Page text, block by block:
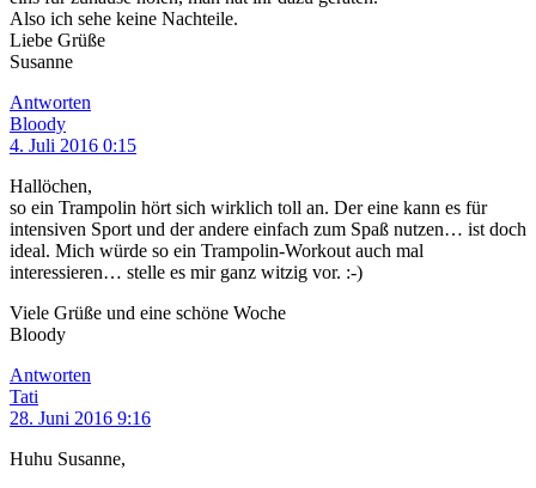
Also ich sehe keine Nachteile.
Liebe Grüße
Susanne
Antworten
Bloody
4. Juli 2016 0:15
Hallöchen,
so ein Trampolin hört sich wirklich toll an. Der eine kann es für
intensiven Sport und der andere einfach zum Spaß nutzen… ist doch
ideal. Mich würde so ein Trampolin-Workout auch mal
interessieren… stelle es mir ganz witzig vor. :-)
Viele Grüße und eine schöne Woche
Bloody
Antworten
Tati
28. Juni 2016 9:16
Huhu Susanne,